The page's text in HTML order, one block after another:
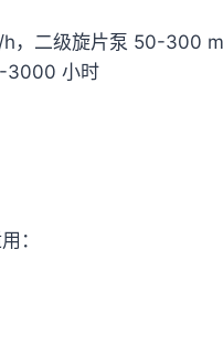
，二级旋片泵 50-300
3000 小时
：